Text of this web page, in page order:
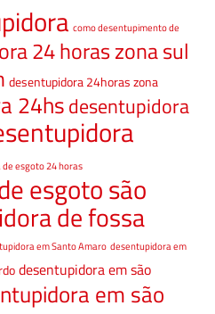
como desentupimento de
24 horas zona sul
desentupidora 24horas zona
24hsdesentupidora
esgoto 24 horas
esgoto são
de fossa
em Santo Amaro desentupidora em
desentupidora em são
em são